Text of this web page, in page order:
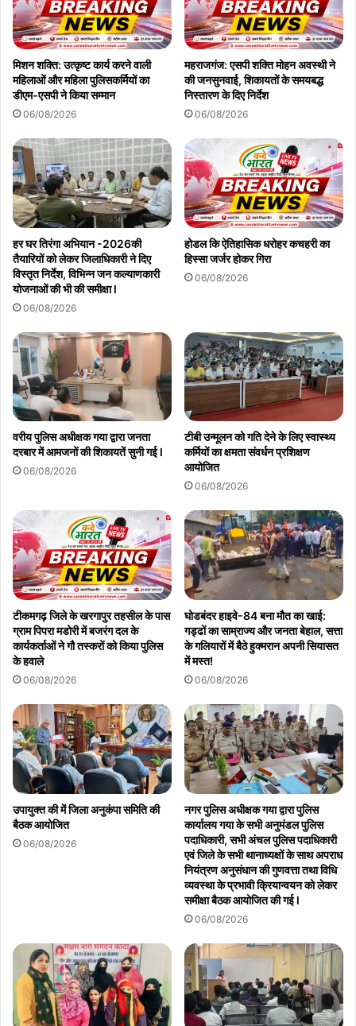
मिशन शक्ति: उत्कृष्ट कार्य करने वाली
महिलाओं और महिला पुलिसकर्मियों का
डीएम-एसपी ने किया सम्मान
06/08/2026
महराजगंज: एसपी शक्ति मोहन अवस्थी ने
की जनसुनवाई, शिकायतों के समयबद्ध
निस्तारण के दिए निर्देश
06/08/2026
हर घर तिरंगा अभियान -2026की
तैयारियों को लेकर जिलाधिकारी ने दिए
विस्तृत निर्देश, विभिन्न जन कल्याणकारी
योजनाओं की भी की समीक्षा l
06/08/2026
होडल कि ऐतिहासिक धरोहर कचहरी का
हिस्सा जर्जर होकर गिरा
06/08/2026
वरीय पुलिस अधीक्षक गया द्वारा जनता
दरबार में आमजनों की शिकायतें सुनी गई l
06/08/2026
टीबी उन्मूलन को गति देने के लिए स्वास्थ्य
कर्मियों का क्षमता संवर्धन प्रशिक्षण
आयोजित
06/08/2026
टीकमगढ़ जिले के खरगापुर तहसील के पास
ग्राम पिपरा मडोरी में बजरंग दल के
कार्यकर्ताओं ने गौ तस्करों को किया पुलिस
के हवाले
06/08/2026
घोडबंदर हाइवे-84 बना मौत का खाई:
गड्ढों का साम्राज्य और जनता बेहाल, सत्ता
के गलियारों में बैठे हुक्मरान अपनी सियासत
में मस्त!
06/08/2026
उपायुक्त की में जिला अनुकंपा समिति की
बैठक आयोजित
06/08/2026
नगर पुलिस अधीक्षक गया द्वारा पुलिस
कार्यालय गया के सभी अनुमंडल पुलिस
पदाधिकारी, सभी अंचल पुलिस पदाधिकारी
एवं जिले के सभी थानाध्यक्षों के साथ अपराध
नियंत्रण अनुसंधान की गुणवत्ता तथा विधि
व्यवस्था के प्रभावी क्रियान्वयन को लेकर
समीक्षा बैठक आयोजित की गई l
06/08/2026